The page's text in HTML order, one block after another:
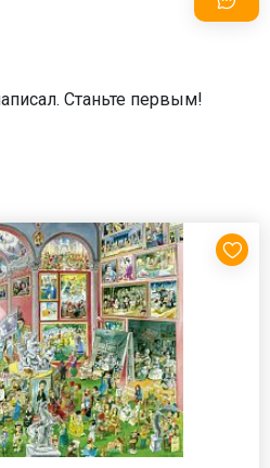
Станьте первым!